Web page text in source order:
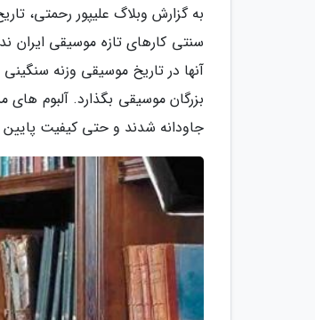
به گزارش وبلاگ علیپور رحمتی،
سنتی کارهای تازه موسیقی
آنها در تاریخ موسیقی وزنه
بزرگان موسیقی بگذارد. آلبوم
جاودانه شدند و حتی کیفیت پایین